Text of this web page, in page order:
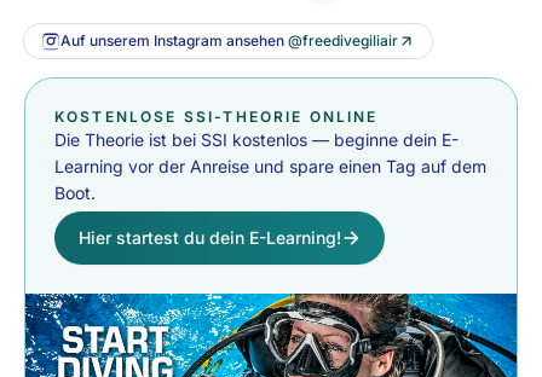
Auf unserem Instagram ansehen @freedivegiliair
KOSTENLOSE SSI-THEORIE ONLINE
Die Theorie ist bei SSI kostenlos — beginne dein E-
Learning vor der Anreise und spare einen Tag auf dem
Boot.
Hier startest du dein E-Learning!